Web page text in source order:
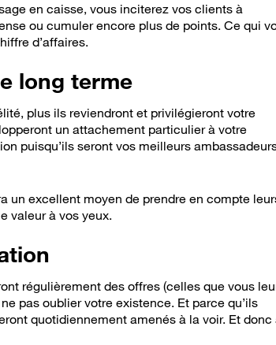
en caisse, vous inciterez vos clients à
ou cumuler encore plus de points. Ce qui
d’affaires.
long terme
plus ils reviendront et privilégieront votre
un attachement particulier à votre
puisqu’ils seront vos meilleurs
un excellent moyen de prendre en compte
valeur à vos yeux.
régulièrement des offres (celles que vous
pas oublier votre existence. Et parce qu’ils
quotidiennement amenés à la voir. Et donc